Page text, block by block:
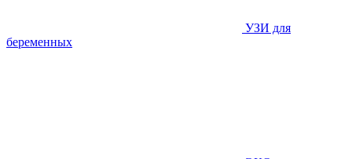
УЗИ для
беременных